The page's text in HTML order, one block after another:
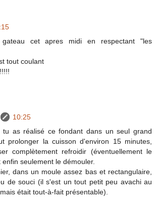
cet apres midi en respectant "les
tout coulant
10:25
tu as réalisé ce fondant dans un seul grand
prolonger la cuisson d'environ 15 minutes,
complètement refroidir (éventuellement le
seulement le démouler.
dans un moule assez bas et rectangulaire,
de souci (il s'est un tout petit peu avachi au
était tout-à-fait présentable).